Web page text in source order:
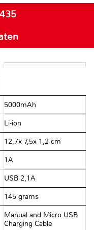
5000mAh
Li-ion
12,7x 7,5x 1,2 cm
1A
USB 2,1A
145 grams
Manual and Micro USB
Charging Cable